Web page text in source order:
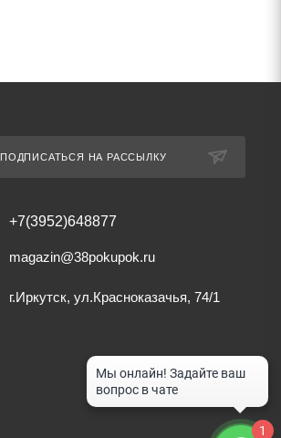
ПОДПИСАТЬСЯ НА РАССЫЛКУ
+7(3952)648877
magazin@38pokupok.ru
г.Иркутск, ул.Красноказачья, 74/1
1